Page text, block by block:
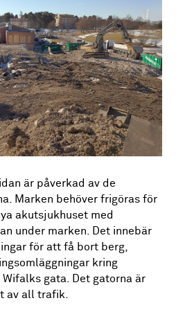
är påverkad av de
Marken behöver frigöras för
akutsjukhuset med
under marken. Det innebär
för att få bort berg,
kring
gata. Det gatorna är
av all trafik.